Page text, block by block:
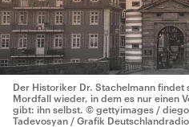
Der Historiker Dr. Stachelmann findet
Mordfall wieder, in dem es nur einen
gibt: ihn selbst. © gettyimages /
Tadevosyan / Grafik